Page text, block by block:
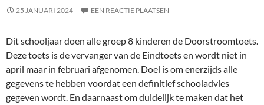
25 JANUARI 2024 EEN REACTIE PLAATSEN
Dit schooljaar doen alle groep 8 kinderen de Doorstroomtoets.
Deze toets is de vervanger van de Eindtoets en wordt niet in
april maar in februari afgenomen. Doel is om enerzijds alle
gegevens te hebben voordat een definitief schooladvies
gegeven wordt. En daarnaast om duidelijk te maken dat het